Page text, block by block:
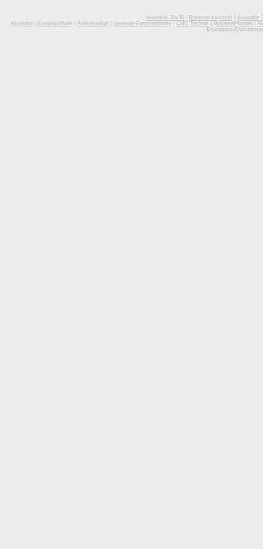
Aluprofile 30x30 Rohrstecksystem
Aluprofile
Aluprofile| Kunststoffteile| Artikelvielfalt Gewinde-Formverbinder| CNC Technik Bolzenverbinder|
Druckguss-